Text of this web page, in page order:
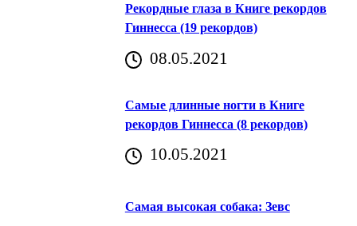
Рекордные глаза в Книге рекордов
Гиннесса (19 рекордов)
08.05.2021
Самые длинные ногти в Книге
рекордов Гиннесса (8 рекордов)
10.05.2021
Самая высокая собака: Зевс